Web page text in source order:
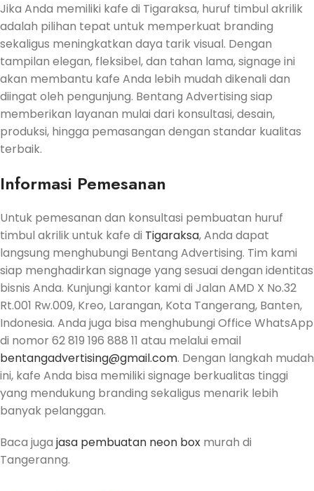
Jika Anda memiliki kafe di Tigaraksa, huruf timbul akrilik
adalah pilihan tepat untuk memperkuat branding
sekaligus meningkatkan daya tarik visual. Dengan
tampilan elegan, fleksibel, dan tahan lama, signage ini
akan membantu kafe Anda lebih mudah dikenali dan
diingat oleh pengunjung. Bentang Advertising siap
memberikan layanan mulai dari konsultasi, desain,
produksi, hingga pemasangan dengan standar kualitas
terbaik.
Informasi Pemesanan
Untuk pemesanan dan konsultasi pembuatan huruf
timbul akrilik untuk kafe di Tigaraksa, Anda dapat
langsung menghubungi Bentang Advertising. Tim kami
siap menghadirkan signage yang sesuai dengan identitas
bisnis Anda. Kunjungi kantor kami di Jalan AMD X No.32
Rt.001 Rw.009, Kreo, Larangan, Kota Tangerang, Banten,
Indonesia. Anda juga bisa menghubungi Office WhatsApp
di nomor 62 819 196 888 11 atau melalui email
bentangadvertising@gmail.com. Dengan langkah mudah
ini, kafe Anda bisa memiliki signage berkualitas tinggi
yang mendukung branding sekaligus menarik lebih
banyak pelanggan.
Baca juga jasa pembuatan neon box murah di
Tangeranng.